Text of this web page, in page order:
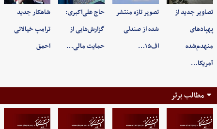
تصاویر جدید از
پهپادهای
منهدم‌شده
آمریکا…
تصویر تازه منتشر
شده از صندلی
اف۱۵…
حاج علی‌اکبری:
گزارش‌هایی از
حمایت مالی…
شاهکار جدید
ترامپ خیالاتی
احمق
مطالب برتر